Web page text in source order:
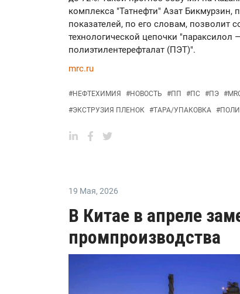
комплекса "Татнефти" Азат Бикмурзин,
показателей, по его словам, позволит
технологической цепочки
полиэтилентерефталат (ПЭТ)".
mrc.ru
#НЕФТЕХИМИЯ #НОВОСТЬ #ПП #ПС #ПЭ #
#ЭКСТРУЗИЯ ПЛЕНОК #ТАРА/УПАКОВКА #
19 Мая, 2026
В Китае в апреле
промпроизводства